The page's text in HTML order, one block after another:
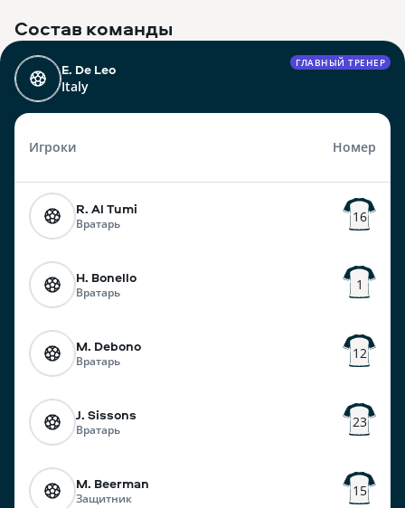
Состав команды
E. De Leo
Italy
ГЛАВНЫЙ ТРЕНЕР
Игроки Номер
R. Al Tumi
Вратарь 16
H. Bonello
Вратарь 1
M. Debono
Вратарь 12
J. Sissons
Вратарь 23
M. Beerman
Защитник 15